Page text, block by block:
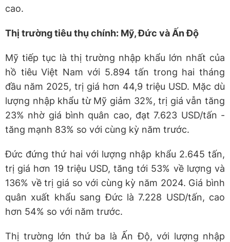
cao.
Thị trường tiêu thụ chính: Mỹ, Đức và Ấn Độ
Mỹ tiếp tục là thị trường nhập khẩu lớn nhất của
hồ tiêu Việt Nam với 5.894 tấn trong hai tháng
đầu năm 2025, trị giá hơn 44,9 triệu USD. Mặc dù
lượng nhập khẩu từ Mỹ giảm 32%, trị giá vẫn tăng
23% nhờ giá bình quân cao, đạt 7.623 USD/tấn -
tăng mạnh 83% so với cùng kỳ năm trước.
Đức đứng thứ hai với lượng nhập khẩu 2.645 tấn,
trị giá hơn 19 triệu USD, tăng tới 53% về lượng và
136% về trị giá so với cùng kỳ năm 2024. Giá bình
quân xuất khẩu sang Đức là 7.228 USD/tấn, cao
hơn 54% so với năm trước.
Thị trường lớn thứ ba là Ấn Độ, với lượng nhập